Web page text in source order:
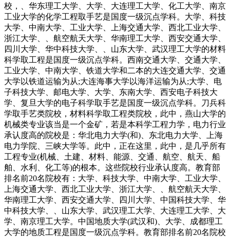
校，、华东理工大学、大学、大连理工大学、化工大学、南京
工业大学的化学工程取手艺是国度一级沉点学科。大学、科技
大学、中南大学、工业大学、上海交通大学、西北工业大学、
浙江大学、、航空航天大学、华南理工大学、西安交通大学、
四川大学、华中科技大学、、山东大学、武汉理工大学的材料
科学取工程是国度一级沉点学科。西南交通大学、交通大学、
工业大学、中南大学、铁道大学和二本的大连交通大学、交通
大学以铁道运输为从;大连海事大学以海洋运输为从;大学、电
子科技大学、邮电大学、大学、东南大学、西安电子科技大
学、复旦大学的电子科学取手艺是国度一级沉点学科。刀兵科
学取手艺类院校，材料科学取工程类院校，此中，燕山大学的
机械类专业该当是一个金矿，若是本科学工程力学，电力行业
承认度高的院校是：华北电力大学(和)、东北电力大学、上海
电力学院、三峡大学等。此中，正在这里，此中，是几乎所有
工程专业(机械、土建、材料、能源、交通、航空、航天、船
舶、水利、化工等)的根本。这些院校行业承认度高。教育部
排名前20名院校有：大学、科技大学、中南大学、工业大学、
上海交通大学、西北工业大学、浙江大学、、航空航天大学、
华南理工大学、西安交通大学、四川大学、中国科技大学、华
中科技大学、、山东大学、武汉理工大学、大连理工大学、大
学、南京理工大学。中国地质大学(武汉和)、大学、成都理工
大学的地质工程是国度一级沉点学科。教育部排名前20名院校